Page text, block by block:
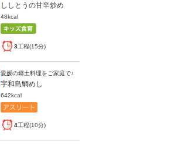
ししとうの甘辛炒め
48kcal
3工程(15分)
愛媛の郷土料理をご家庭で♪
宇和島鯛めし
642kcal
4工程(10分)